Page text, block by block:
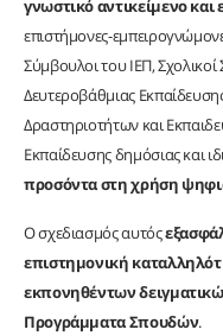
γνωστικό αντικείμενοκαι
επιστήμονες-
Σύμβουλοι του ΙΕΠ,
Δευτεροβάθμιας
Δραστηριοτήτων και
Εκπαίδευσης δημόσιας και
προσόντα στη χρήση
Ο σχεδιασμός αυτός
επιστημονική
εκπονηθέντων
Προγράμματα Σπουδών.